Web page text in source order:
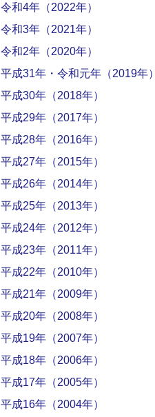
令和4年（2022年）
令和3年（2021年）
令和2年（2020年）
平成31年・令和元年（2019年）
平成30年（2018年）
平成29年（2017年）
平成28年（2016年）
平成27年（2015年）
平成26年（2014年）
平成25年（2013年）
平成24年（2012年）
平成23年（2011年）
平成22年（2010年）
平成21年（2009年）
平成20年（2008年）
平成19年（2007年）
平成18年（2006年）
平成17年（2005年）
平成16年（2004年）